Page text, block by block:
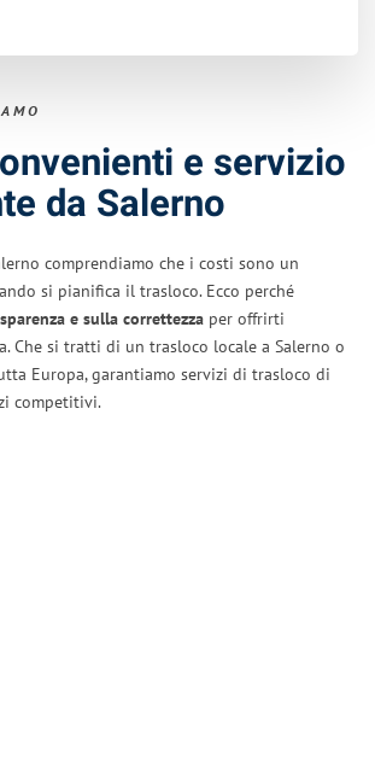
e servizio
da Salerno
comprendiamo che i costi sono un
si pianifica il trasloco. Ecco perché
e sulla correttezza per offrirti
Che si tratti di un trasloco locale a Salerno o
Europa, garantiamo servizi di trasloco di
competitivi.